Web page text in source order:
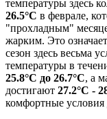
температуры здесь
26.5°C в феврале,
"прохладным"
жарким. Это
сезон здесь весьма
температуры в
25.8°C до 26.7°C, а
достигают 27.2°C -
комфортные